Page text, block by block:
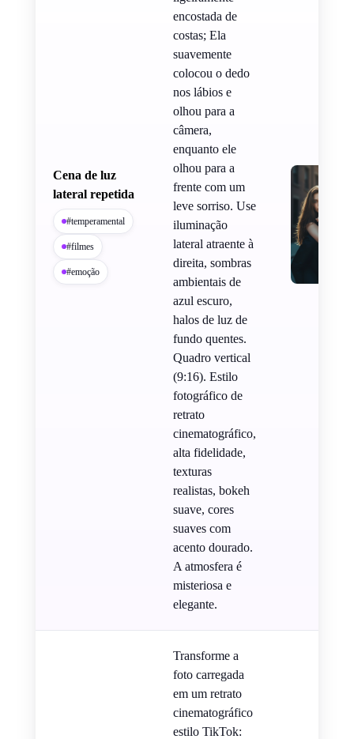
Cena de luz
lateral repetida
#temperamental
#filmes
#emoção
encostada de
costas; Ela
suavemente
colocou o dedo
nos lábios e
olhou para a
câmera,
enquanto ele
olhou para a
frente com um
leve sorriso. Use
iluminação
lateral atraente à
direita, sombras
ambientais de
azul escuro,
halos de luz de
fundo quentes.
Quadro vertical
(9:16). Estilo
fotográfico de
retrato
cinematográfico,
alta fidelidade,
texturas
realistas, bokeh
suave, cores
suaves com
acento dourado.
A atmosfera é
misteriosa e
elegante.
Transforme a
foto carregada
em um retrato
cinematográfico
estilo TikTok: